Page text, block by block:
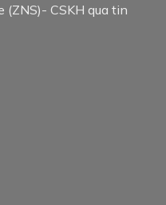
(ZNS)- CSKH qua tin